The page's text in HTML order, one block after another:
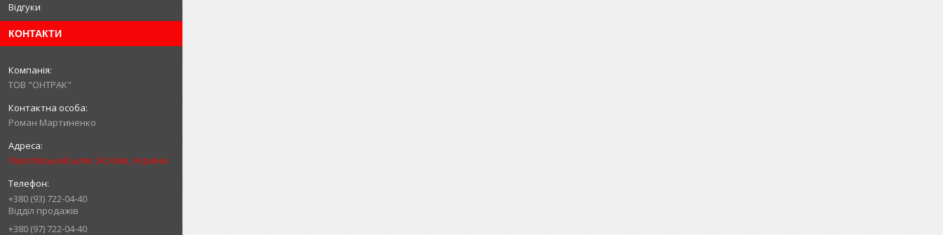
Відгуки
КОНТАКТИ
ТОВ "ОНТРАК"
Роман Мартиненко
Пирогівський шлях 34, Київ, Україна
+380 (93) 722-04-40
Відділ продажів
+380 (97) 722-04-40